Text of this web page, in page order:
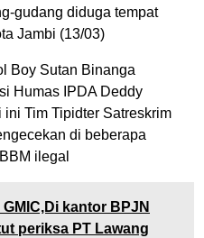
gudang diduga tempat
Jambi (13/03)
Boy Sutan Binanga
Humas IPDA Deddy
ini Tim Tipidter Satreskrim
di beberapa
ilegal
GMIC,Di kantor BPJN
periksa PT Lawang